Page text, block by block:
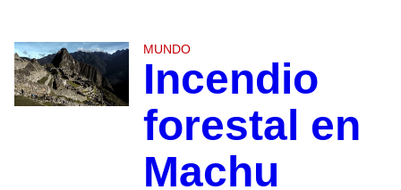
MUNDO
Incendio
forestal en
Machu